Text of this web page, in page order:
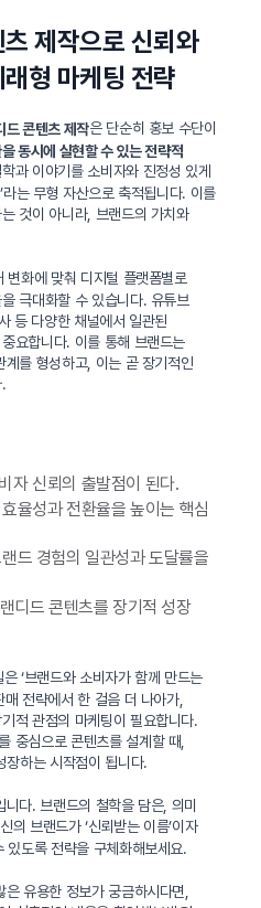
제작으로 신뢰와
형 마케팅 전략
드 콘텐츠 제작은 단순히 홍보 수단이
동시에 실현할 수 있는 전략적
과 이야기를 소비자와 진정성 있게
라는 무형 자산으로 축적됩니다. 이를
것이 아니라, 브랜드의 가치와
변화에 맞춰 디지털 플랫폼별로
극대화할 수 있습니다. 유튜브
등 다양한 채널에서 일관된
요합니다. 이를 통해 브랜드는
를 형성하고, 이는 곧 장기적인
자 신뢰의 출발점이 된다.
율성과 전환율을 높이는 핵심
드 경험의 일관성과 도달률을
디드 콘텐츠를 장기적 성장
‘브랜드와 소비자가 함께 만드는
전략에서 한 걸음 더 나아가,
적 관점의 마케팅이 필요합니다.
중심으로 콘텐츠를 설계할 때,
장하는 시작점이 됩니다.
다. 브랜드의 철학을 담은, 의미
의 브랜드가 ‘신뢰받는 이름’이자
있도록 전략을 구체화해보세요.
유용한 정보가 궁금하시다면,